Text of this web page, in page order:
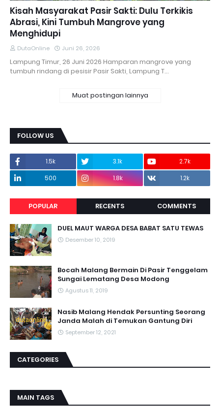
Kisah Masyarakat Pasir Sakti: Dulu Terkikis
Abrasi, Kini Tumbuh Mangrove yang
Menghidupi
DutaOnline Juni 26, 2026
Lampung Timur, 26 Juni 2026 Hamparan mangrove yang
tumbuh rindang di pesisir Pasir Sakti, Lampung T…
Muat postingan lainnya
FOLLOW US
1.5k 3.1k
2.7k
500
1.8k 1.2k
POPULAR RECENTS COMMENTS
DUEL MAUT WARGA DESA BABAT SATU TEWAS
Desember 10, 2019
Bocah Malang Bermain Di Pasir Tenggelam
Sungai Lematang Desa Modong
Agustus 11, 2019
Nasib Malang Hendak Persunting Seorang
Janda Malah di Temukan Gantung Diri
September 12, 2021
CATEGORIES
MAIN TAGS